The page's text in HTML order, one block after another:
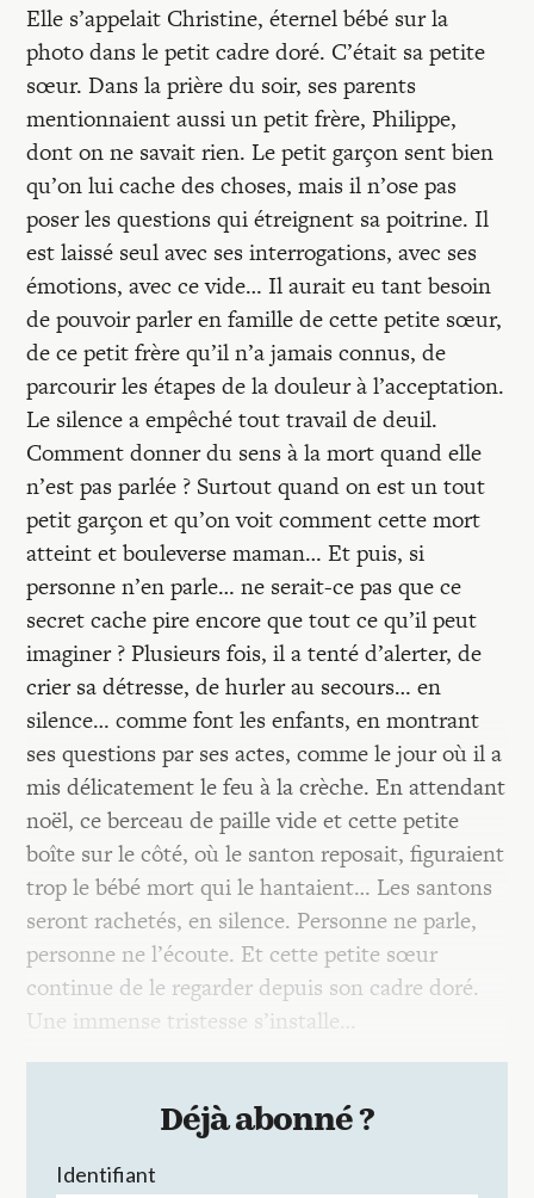
Elle s’appelait Christine, éternel bébé sur la
photo dans le petit cadre doré. C’était sa petite
sœur. Dans la prière du soir, ses parents
mentionnaient aussi un petit frère, Philippe,
dont on ne savait rien. Le petit garçon sent bien
qu’on lui cache des choses, mais il n’ose pas
poser les questions qui étreignent sa poitrine. Il
est laissé seul avec ses interrogations, avec ses
émotions, avec ce vide… Il aurait eu tant besoin
de pouvoir parler en famille de cette petite sœur,
de ce petit frère qu’il n’a jamais connus, de
parcourir les étapes de la douleur à l’acceptation.
Le silence a empêché tout travail de deuil.
Comment donner du sens à la mort quand elle
n’est pas parlée ? Surtout quand on est un tout
petit garçon et qu’on voit comment cette mort
atteint et bouleverse maman… Et puis, si
personne n’en parle… ne serait-ce pas que ce
secret cache pire encore que tout ce qu’il peut
imaginer ? Plusieurs fois, il a tenté d’alerter, de
crier sa détresse, de hurler au secours… en
silence… comme font les enfants, en montrant
ses questions par ses actes, comme le jour où il a
mis délicatement le feu à la crèche. En attendant
noël, ce berceau de paille vide et cette petite
boîte sur le côté, où le santon reposait, figuraient
trop le bébé mort qui le hantaient… Les santons
seront rachetés, en silence. Personne ne parle,
personne ne l’écoute. Et cette petite sœur
continue de le regarder depuis son cadre doré.
Une immense tristesse s’installe…
Déjà abonné ?
Identifiant